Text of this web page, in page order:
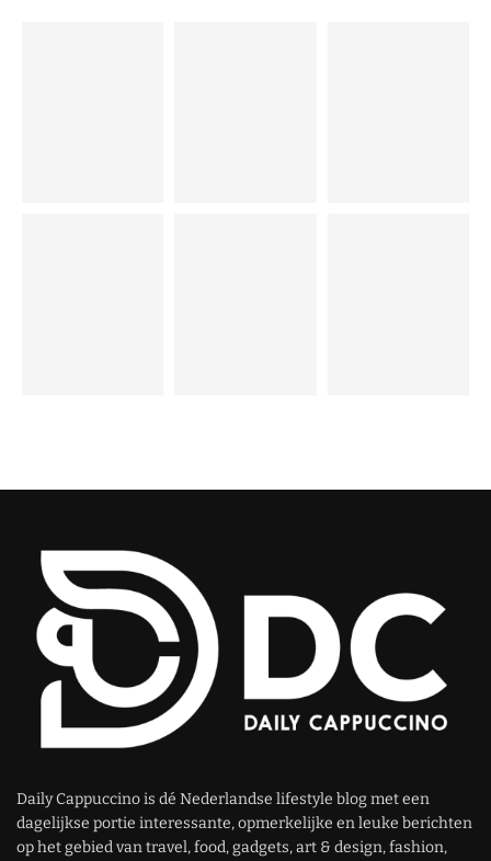
Daily Cappuccino is dé Nederlandse lifestyle blog met een
dagelijkse portie interessante, opmerkelijke en leuke berichten
op het gebied van travel, food, gadgets, art & design, fashion,